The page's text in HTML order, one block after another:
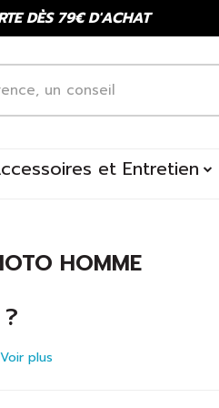
DÈS 79€ D'ACHAT
et Entretien
HOMME
parfaitement à vos
Voir plus